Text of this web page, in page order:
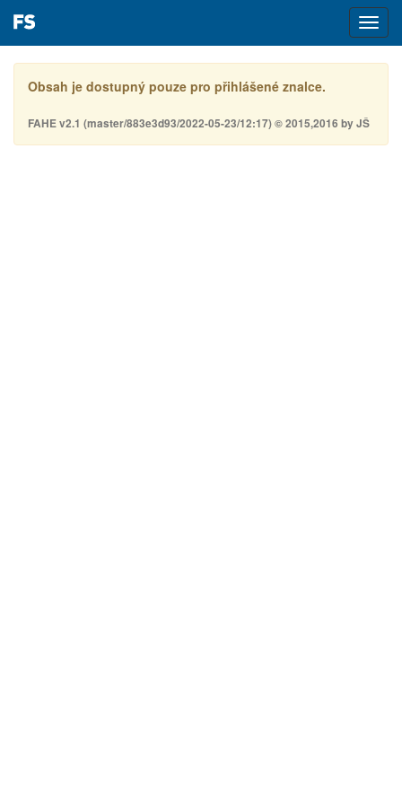
Obsah je dostupný pouze pro přihlášené znalce.
FAHE v2.1 (master/883e3d93/2022-05-23/12:17) © 2015,2016 by JŠ